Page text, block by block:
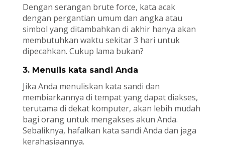
Dengan serangan brute force, kata acak
dengan pergantian umum dan angka atau
simbol yang ditambahkan di akhir hanya akan
membutuhkan waktu sekitar 3 hari untuk
dipecahkan. Cukup lama bukan?
3. Menulis kata sandi Anda
Jika Anda menuliskan kata sandi dan
membiarkannya di tempat yang dapat diakses,
terutama di dekat komputer, akan lebih mudah
bagi orang untuk mengakses akun Anda.
Sebaliknya, hafalkan kata sandi Anda dan jaga
kerahasiaannya.